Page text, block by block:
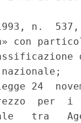
n.
con
24
per
tra